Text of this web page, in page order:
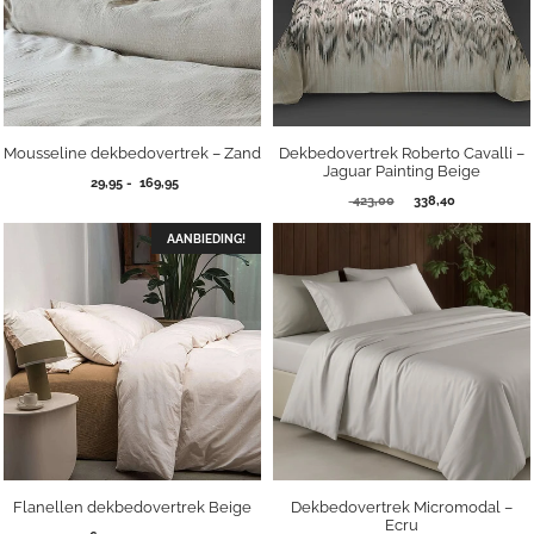
Mousseline dekbedovertrek – Zand
29,95 - 169,95Prijsklasse:
169,95
Dekbedovertrek Roberto Cavalli –
Jaguar Painting Beige
423,00
Oorspronkelijke
338,40Huidige
is:
338,40.
AANBIEDING!
Flanellen dekbedovertrek Beige
Dekbedovertrek Micromodal –
Ecru